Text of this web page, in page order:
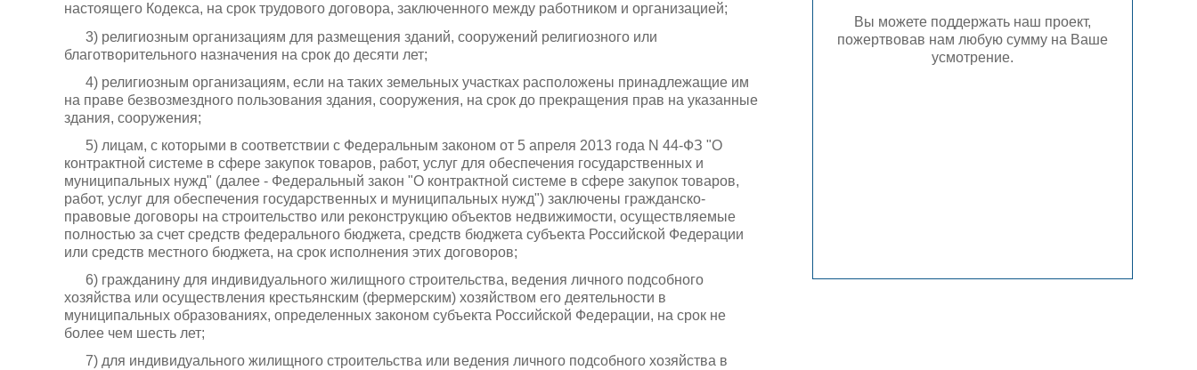
настоящего Кодекса, на срок трудового договора, заключенного между работником и организацией;
3) религиозным организациям для размещения зданий, сооружений религиозного или
благотворительного назначения на срок до десяти лет;
4) религиозным организациям, если на таких земельных участках расположены принадлежащие им
на праве безвозмездного пользования здания, сооружения, на срок до прекращения прав на указанные
здания, сооружения;
5) лицам, с которыми в соответствии с Федеральным законом от 5 апреля 2013 года N 44-ФЗ "О
контрактной системе в сфере закупок товаров, работ, услуг для обеспечения государственных и
муниципальных нужд" (далее - Федеральный закон "О контрактной системе в сфере закупок товаров,
работ, услуг для обеспечения государственных и муниципальных нужд") заключены гражданско-
правовые договоры на строительство или реконструкцию объектов недвижимости, осуществляемые
полностью за счет средств федерального бюджета, средств бюджета субъекта Российской Федерации
или средств местного бюджета, на срок исполнения этих договоров;
6) гражданину для индивидуального жилищного строительства, ведения личного подсобного
хозяйства или осуществления крестьянским (фермерским) хозяйством его деятельности в
муниципальных образованиях, определенных законом субъекта Российской Федерации, на срок не
более чем шесть лет;
7) для индивидуального жилищного строительства или ведения личного подсобного хозяйства в
Вы можете поддержать наш проект,
пожертвовав нам любую сумму на Ваше
усмотрение.